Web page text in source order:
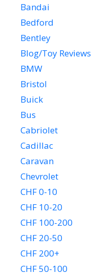
Bandai
Bedford
Bentley
Blog/Toy Reviews
BMW
Bristol
Buick
Bus
Cabriolet
Cadillac
Caravan
Chevrolet
CHF 0-10
CHF 10-20
CHF 100-200
CHF 20-50
CHF 200+
CHF 50-100